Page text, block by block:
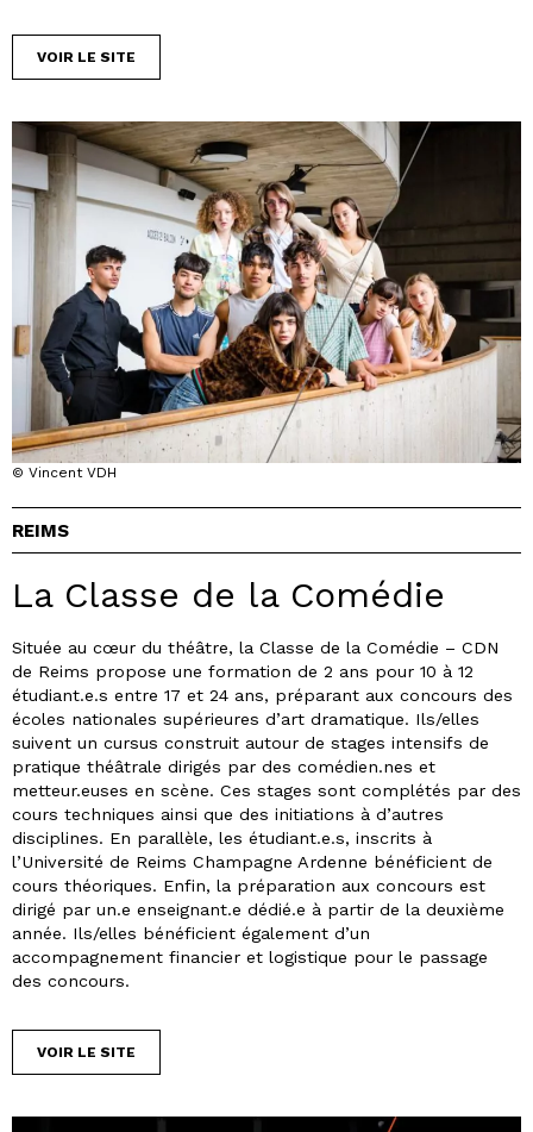
VOIR LE SITE
© Vincent VDH
REIMS
La Classe de la Comédie
Située au cœur du théâtre, la Classe de la Comédie – CDN
de Reims propose une formation de 2 ans pour 10 à 12
étudiant.e.s entre 17 et 24 ans, préparant aux concours des
écoles nationales supérieures d’art dramatique. Ils/elles
suivent un cursus construit autour de stages intensifs de
pratique théâtrale dirigés par des comédien.nes et
metteur.euses en scène. Ces stages sont complétés par des
cours techniques ainsi que des initiations à d’autres
disciplines. En parallèle, les étudiant.e.s, inscrits à
l’Université de Reims Champagne Ardenne bénéficient de
cours théoriques. Enfin, la préparation aux concours est
dirigé par un.e enseignant.e dédié.e à partir de la deuxième
année. Ils/elles bénéficient également d’un
accompagnement financier et logistique pour le passage
des concours.
VOIR LE SITE